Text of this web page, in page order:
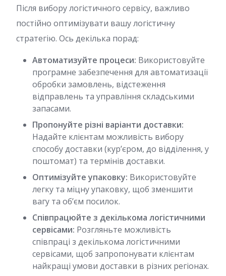
Після вибору логістичного сервісу, важливо
постійно оптимізувати вашу логістичну
стратегію. Ось декілька порад:
Автоматизуйте процеси: Використовуйте
програмне забезпечення для автоматизації
обробки замовлень, відстеження
відправлень та управління складськими
запасами.
Пропонуйте різні варіанти доставки:
Надайте клієнтам можливість вибору
способу доставки (кур’єром, до відділення, у
поштомат) та термінів доставки.
Оптимізуйте упаковку: Використовуйте
легку та міцну упаковку, щоб зменшити
вагу та об’єм посилок.
Співпрацюйте з декількома логістичними
сервісами: Розгляньте можливість
співпраці з декількома логістичними
сервісами, щоб запропонувати клієнтам
найкращі умови доставки в різних регіонах.